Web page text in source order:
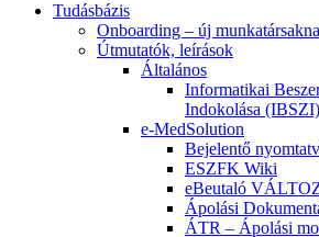
Tudásbázis
Onboarding – új
Útmutatók, leírások
Általános
Informatikai
Indokolása (IBSZI)
e-MedSolution
Bejelentő
ESZFK Wiki
eBeutaló
Ápolási
ÁTR – Ápolási